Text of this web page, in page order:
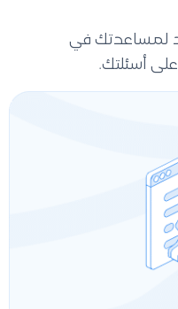
لمساعدتك في
أسئلتك.